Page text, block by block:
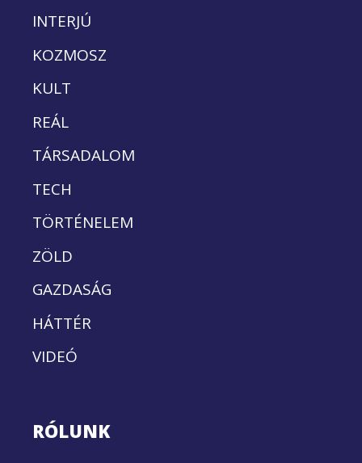
INTERJÚ
KOZMOSZ
KULT
REÁL
TÁRSADALOM
TECH
TÖRTÉNELEM
ZÖLD
GAZDASÁG
HÁTTÉR
VIDEÓ
RÓLUNK